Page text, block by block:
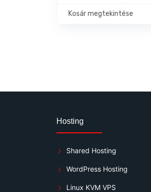
Kosár megtekintése
Hosting
Shared Hosting
WordPress Hosting
Linux KVM VPS